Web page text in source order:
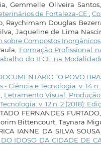
Gemmelle Oliveira Santos,
de Fortaleza-CE ,
Raychimam Douglas
Jaqueline de Lima
Compostos Inorgânicos
Formação Profissional
do IFCE na
“O POVO
- Ciência e Tecnologia: v. 14 n.
Letramento Visual,
v. 12 n. 2 (2018):
FERNANDES
Bittencourt, Taynara
IANNE DA SILVA
DO IDOSO DA CIDADE DE